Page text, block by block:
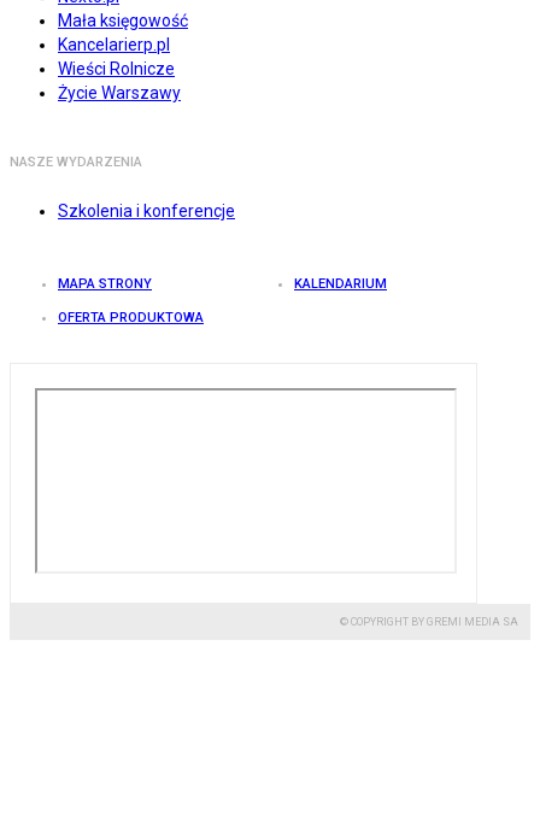
Mała księgowość
Kancelarierp.pl
Wieści Rolnicze
Życie Warszawy
NASZE WYDARZENIA
Szkolenia i konferencje
MAPA STRONY KALENDARIUM
OFERTA PRODUKTOWA
© COPYRIGHT BY GREMI MEDIA SA